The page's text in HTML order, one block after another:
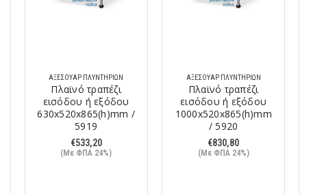
ΑΞΕΣΟΥΆΡ ΠΛΥΝΤΗΡΊΩΝ
Πλαϊνό τραπέζι
εισόδου ή εξόδου
630x520x865(h)mm /
5919
€533,20
(Με ΦΠΑ 24%)
ΑΞΕΣΟΥΆΡ ΠΛΥΝΤΗΡΊΩΝ
Πλαϊνό τραπέζι
εισόδου ή εξόδου
1000x520x865(h)mm
/ 5920
€830,80
(Με ΦΠΑ 24%)